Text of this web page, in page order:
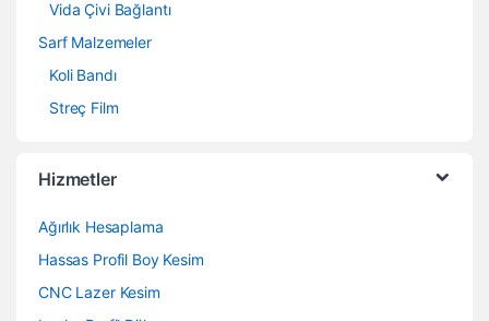
Vida Çivi Bağlantı
Sarf Malzemeler
Koli Bandı
Streç Film
Hizmetler
Ağırlık Hesaplama
Hassas Profil Boy Kesim
CNC Lazer Kesim